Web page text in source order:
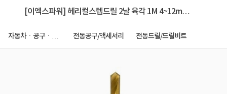
[이엑스파워] 헤리컬스텝드릴 2날 육각 1M 4~12mm
자동차ㆍ공구ㆍ안
전동공구/액세서리 전동드릴/드릴비트